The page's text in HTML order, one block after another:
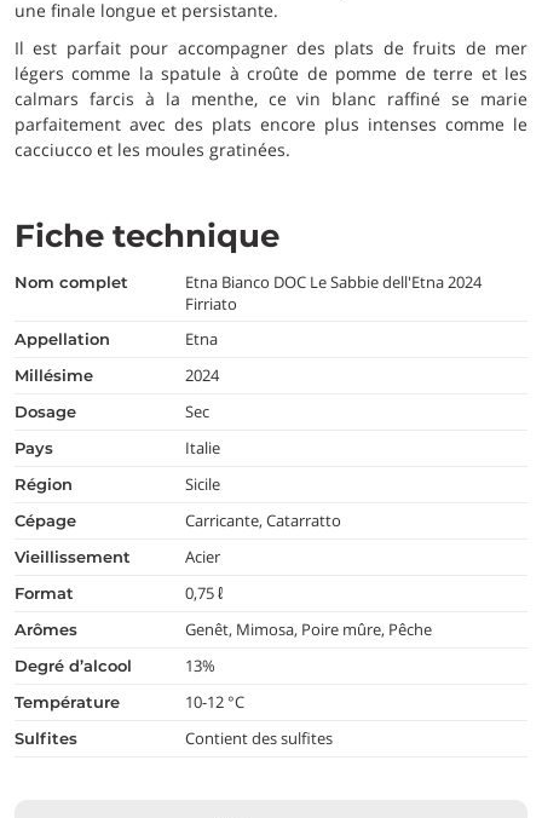
une finale longue et persistante.
Il est parfait pour accompagner des plats de fruits de mer
légers comme la spatule à croûte de pomme de terre et les
calmars farcis à la menthe, ce vin blanc raffiné se marie
parfaitement avec des plats encore plus intenses comme le
cacciucco et les moules gratinées.
Fiche technique
nom complet
Etna Bianco DOC Le Sabbie dell'Etna 2024
Firriato
appellation Etna
millésime 2024
dosage Sec
pays Italie
région Sicile
cépage Carricante, Catarratto
vieillissement Acier
format 0,75 ℓ
arômes Genêt, Mimosa, Poire mûre, Pêche
degré d’alcool 13%
température 10-12 °C
Sulfites Contient des sulfites